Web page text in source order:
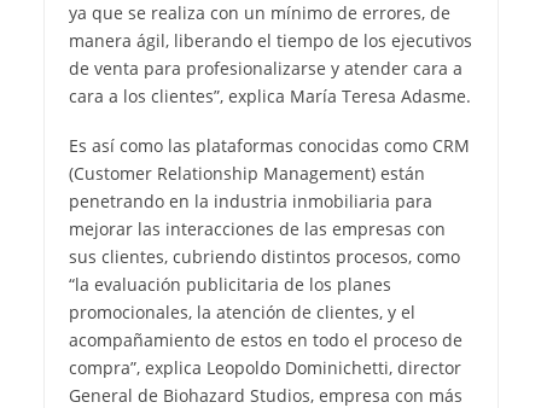
ya que se realiza con un mínimo de errores, de
manera ágil, liberando el tiempo de los ejecutivos
de venta para profesionalizarse y atender cara a
cara a los clientes”, explica María Teresa Adasme.
Es así como las plataformas conocidas como CRM
(Customer Relationship Management) están
penetrando en la industria inmobiliaria para
mejorar las interacciones de las empresas con
sus clientes, cubriendo distintos procesos, como
“la evaluación publicitaria de los planes
promocionales, la atención de clientes, y el
acompañamiento de estos en todo el proceso de
compra”, explica Leopoldo Dominichetti, director
General de Biohazard Studios, empresa con más